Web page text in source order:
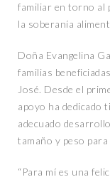
familiar en torno al
la soberanía
Doña Evangelina
familias
José. Desde el
apoyo ha dedicado
adecuado
tamaño y peso
“Para mí es una